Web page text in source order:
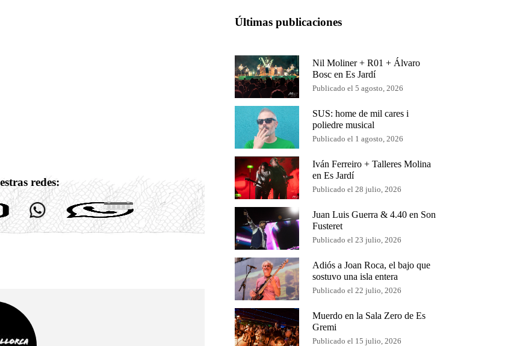
redes:
Últimas publicaciones
Nil Moliner + R01 + Álvaro
Bosc en Es Jardí
Publicado el 5 agosto, 2026
SUS: home de mil cares i
poliedre musical
Publicado el 1 agosto, 2026
Iván Ferreiro + Talleres Molina
en Es Jardí
Publicado el 28 julio, 2026
Juan Luis Guerra & 4.40 en Son
Fusteret
Publicado el 23 julio, 2026
Adiós a Joan Roca, el bajo que
sostuvo una isla entera
Publicado el 22 julio, 2026
Muerdo en la Sala Zero de Es
Gremi
Publicado el 15 julio, 2026